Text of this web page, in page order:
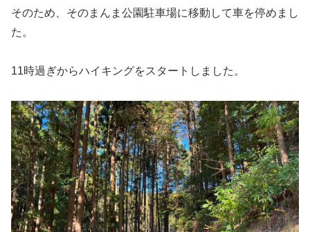
そのため、そのまんま公園駐車場に移動して車を停めまし
た。
11時過ぎからハイキングをスタートしました。